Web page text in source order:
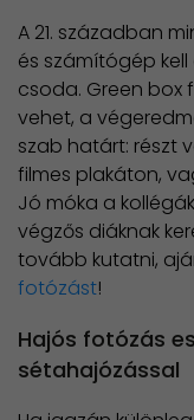
A 21. században
és számítógép
csoda. Green box
vehet, a
szab határt: részt
filmes plakáton,
Jó móka a
végzős diáknak
tovább kutatni,
fotózást!
Hajós fotózás
sétahajózással